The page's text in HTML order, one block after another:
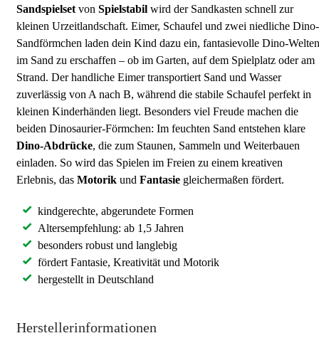
Sandspielset von Spielstabil wird der Sandkasten schnell zur
kleinen Urzeitlandschaft. Eimer, Schaufel und zwei niedliche Dino-
Sandförmchen laden dein Kind dazu ein, fantasievolle Dino-Welten
im Sand zu erschaffen – ob im Garten, auf dem Spielplatz oder am
Strand. Der handliche Eimer transportiert Sand und Wasser
zuverlässig von A nach B, während die stabile Schaufel perfekt in
kleinen Kinderhänden liegt. Besonders viel Freude machen die
beiden Dinosaurier-Förmchen: Im feuchten Sand entstehen klare
Dino-Abdrücke, die zum Staunen, Sammeln und Weiterbauen
einladen. So wird das Spielen im Freien zu einem kreativen
Erlebnis, das Motorik und Fantasie gleichermaßen fördert.
kindgerechte, abgerundete Formen
Altersempfehlung: ab 1,5 Jahren
besonders robust und langlebig
fördert Fantasie, Kreativität und Motorik
hergestellt in Deutschland
Herstellerinformationen